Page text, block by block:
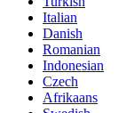
Italian
Danish
Romanian
Indonesian
Czech
Afrikaans